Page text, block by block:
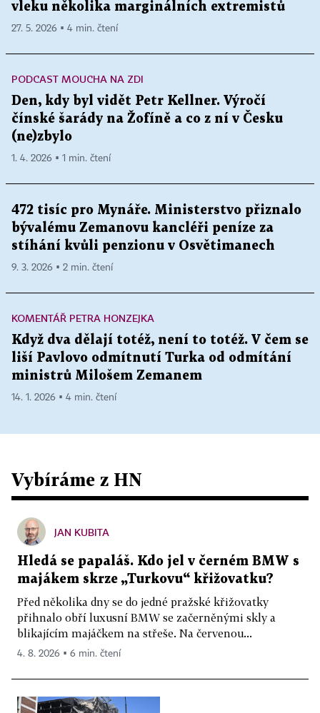
vleku několika marginálních extremistů
27. 5. 2026 ▪ 4 min. čtení
PODCAST MOUCHA NA ZDI
Den, kdy byl vidět Petr Kellner. Výročí
čínské šarády na Žofíně a co z ní v Česku
(ne)zbylo
1. 4. 2026 ▪ 1 min. čtení
472 tisíc pro Mynáře. Ministerstvo přiznalo
bývalému Zemanovu kancléři peníze za
stíhání kvůli penzionu v Osvětimanech
9. 3. 2026 ▪ 2 min. čtení
KOMENTÁŘ PETRA HONZEJKA
Když dva dělají totéž, není to totéž. V čem se
liší Pavlovo odmítnutí Turka od odmítání
ministrů Milošem Zemanem
14. 1. 2026 ▪ 4 min. čtení
Vybíráme z HN
JAN KUBITA
Hledá se papaláš. Kdo jel v černém BMW s
majákem skrze „Turkovu“ křižovatku?
Před několika dny se do jedné pražské křižovatky
přihnalo obří luxusní BMW se začerněnými skly a
blikajícím majáčkem na střeše. Na červenou...
4. 8. 2026 ▪ 6 min. čtení